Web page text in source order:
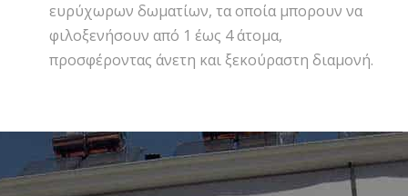
ευρύχωρων δωματίων, τα οποία μπορουν να
φιλοξενήσουν από 1 έως 4 άτομα,
προσφέροντας άνετη και ξεκούραστη διαμονή.